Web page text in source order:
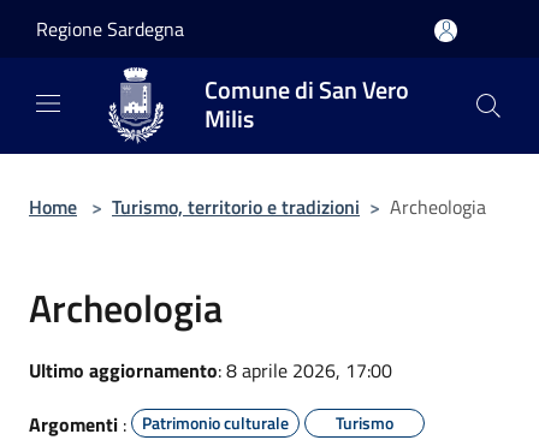
Regione Sardegna
Comune di San Vero
Milis
Home > Turismo, territorio e tradizioni > Archeologia
Archeologia
Ultimo aggiornamento: 8 aprile 2026, 17:00
Argomenti : Patrimonio culturale Turismo